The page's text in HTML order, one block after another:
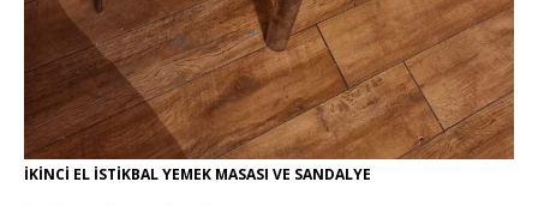
İKİNCİ EL İSTİKBAL YEMEK MASASI VE SANDALYE